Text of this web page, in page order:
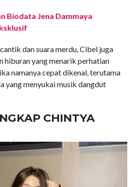
Biodata Jena Dammaya
dan suara merdu, Cibel juga
yang menarik perhatian
namanya cepat dikenal, terutama
yang menyukai musik dangdut
CHINTYA